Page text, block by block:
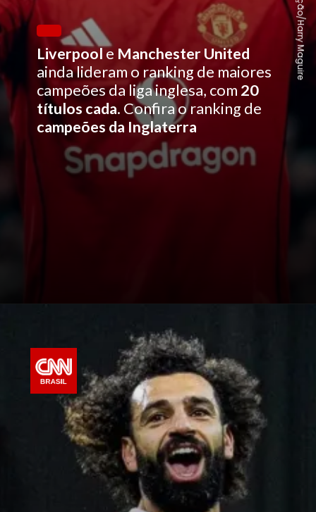
Liverpoole Manchester United
ainda lideram o ranking de maiores
campeões da liga inglesa, com 20
títulos cada. Confira o ranking de
campeões da Inglaterra